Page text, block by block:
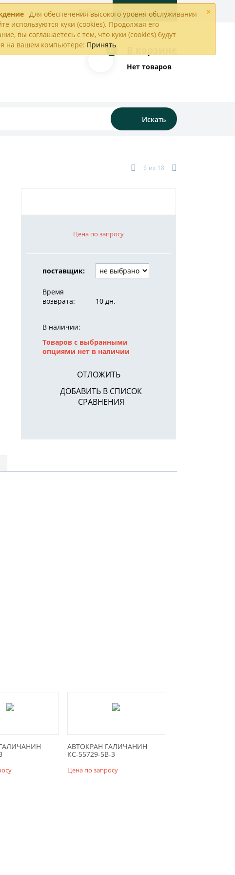
×
Для обеспечения высокого уровня обслуживания
используются куки (cookies). Продолжая его
вы соглашаетесь с тем, что куки (cookies) будут
на вашем компьютере: Принять
Войти Регистрация
0
Нет товаров
Искать
6 из 18
Цена по запросу
поставщик:
Время
возврата:
10 дн.
В наличии:
Товаров с выбранными
опциями нет в наличии
ОТЛОЖИТЬ
ДОБАВИТЬ В СПИСОК
СРАВНЕНИЯ
АВТОКРАН ГАЛИЧАНИН
КС-55729-5В-3
Цена по запросу